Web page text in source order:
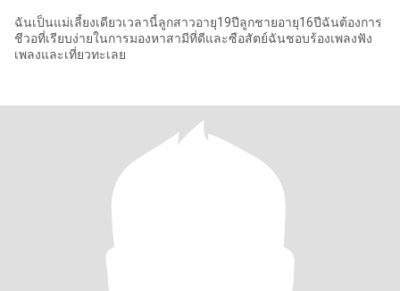
ฉันเป็นแม่เลี้ยงเดียวเวลานี้ลูกสาวอายุ19ปีลูกชายอายุ16ปีฉันต้องการ
ชีวอที่เรียบง่ายในการมองหาสามีที่ดีและซือสัตย์ฉันชอบร้องเพลงฟัง
เพลงและเที่ยวทะเลย